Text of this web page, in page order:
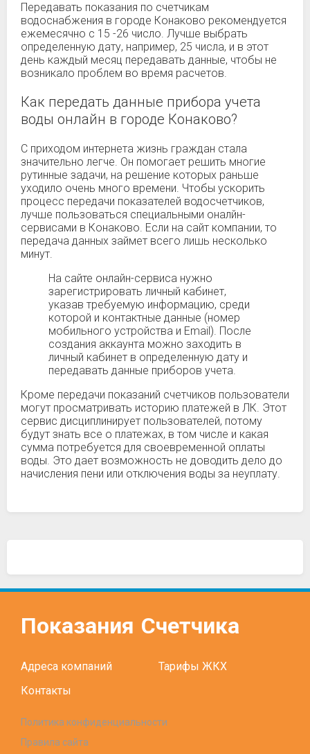
Передавать показания по счетчикам
водоснабжения в городе Конаково рекомендуется
ежемесячно с 15 -26 число. Лучше выбрать
определенную дату, например, 25 числа, и в этот
день каждый месяц передавать данные, чтобы не
возникало проблем во время расчетов.
Как передать данные прибора учета
воды онлайн в городе Конаково?
С приходом интернета жизнь граждан стала
значительно легче. Он помогает решить многие
рутинные задачи, на решение которых раньше
уходило очень много времени. Чтобы ускорить
процесс передачи показателей водосчетчиков,
лучше пользоваться специальными оналйн-
сервисами в Конаково. Если на сайт компании, то
передача данных займет всего лишь несколько
минут.
На сайте онлайн-сервиса нужно
зарегистрировать личный кабинет,
указав требуемую информацию, среди
которой и контактные данные (номер
мобильного устройства и Email). После
создания аккаунта можно заходить в
личный кабинет в определенную дату и
передавать данные приборов учета.
Кроме передачи показаний счетчиков пользователи
могут просматривать историю платежей в ЛК. Этот
сервис дисциплинирует пользователей, потому
будут знать все о платежах, в том числе и какая
сумма потребуется для своевременной оплаты
воды. Это дает возможность не доводить дело до
начисления пени или отключения воды за неуплату.
Показания Счетчика
Адреса компаний
Тарифы ЖКХ
Контакты
Политика конфиденциальности
Правила сайта